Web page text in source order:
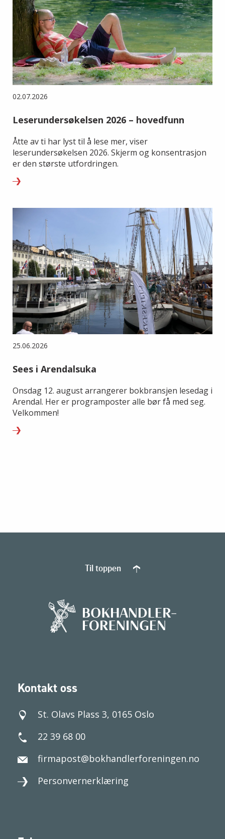
02.07.2026
Leserundersøkelsen 2026 – hovedfunn
Åtte av ti har lyst til å lese mer, viser
leserundersøkelsen 2026. Skjerm og konsentrasjon
er den største utfordringen.
25.06.2026
Sees i Arendalsuka
Onsdag 12. august arrangerer bokbransjen lesedag i
Arendal. Her er programposter alle bør få med seg.
Velkommen!
Kontakt oss
St. Olavs Plass 3, 0165 Oslo
22 39 68 00
firmapost@bokhandlerforeningen.no
Personvernerklæring
Til toppen